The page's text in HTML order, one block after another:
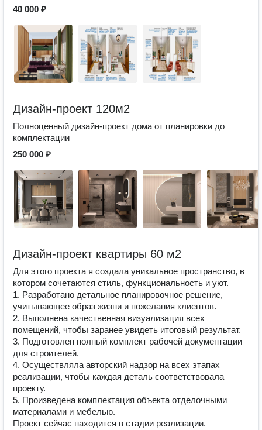
40 000 ₽
Дизайн-проект 120м2
Полноценный дизайн-проект дома от планировки до
комплектации
250 000 ₽
Дизайн-проект квартиры 60 м2
Для этого проекта я создала уникальное пространство, в
котором сочетаются стиль, функциональность и уют.
1. Разработано детальное планировочное решение,
учитывающее образ жизни и пожелания клиентов.
2. Выполнена качественная визуализация всех
помещений, чтобы заранее увидеть итоговый результат.
3. Подготовлен полный комплект рабочей документации
для строителей.
4. Осуществляла авторский надзор на всех этапах
реализации, чтобы каждая деталь соответствовала
проекту.
5. Произведена комплектация объекта отделочными
материалами и мебелью.
Проект сейчас находится в стадии реализации.